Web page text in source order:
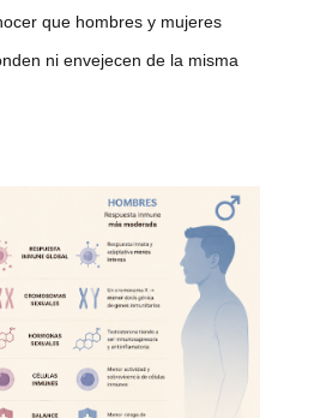
que hombres y mujeres
ni envejecen de la misma